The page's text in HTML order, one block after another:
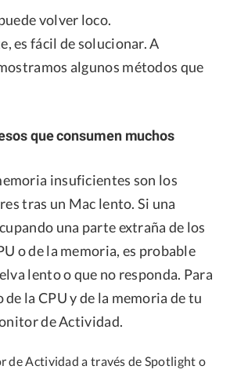
volver loco.
es fácil de solucionar. A
algunos métodos que
que consumen muchos
insuficientes son los
tras un Mac lento. Si una
una parte extraña de los
o de la memoria, es probable
lento o que no responda. Para
la CPU y de la memoria de tu
de Actividad.
de Actividad a través de Spotlight o